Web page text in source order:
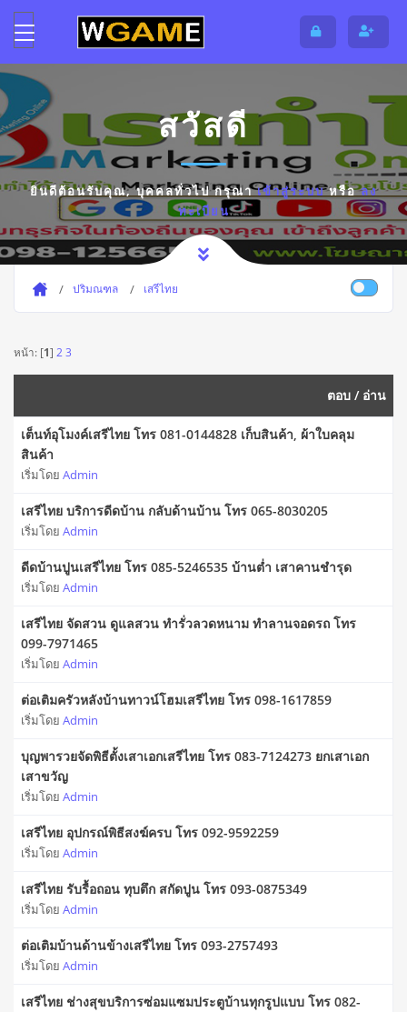
สวัสดี
ยินดีต้อนรับคุณ,บุคคลทั่วไปกรุณาเข้าสู่ระบบหรือลง
ทะเบียน
ปริมณฑล เสรีไทย
หน้า: [1] 2 3
ตอบ / อ่าน
เต็นท์อุโมงค์เสรีไทย โทร 081-0144828 เก็บสินค้า, ผ้าใบคลุม
สินค้า
เริ่มโดย Admin
เสรีไทย บริการดีดบ้าน กลับด้านบ้าน โทร 065-8030205
เริ่มโดย Admin
ดีดบ้านปูนเสรีไทย โทร 085-5246535 บ้านต่ำ เสาคานชำรุด
เริ่มโดย Admin
เสรีไทย จัดสวน ดูแลสวน ทำรั่วลวดหนาม ทำลานจอดรถ โทร
099-7971465
เริ่มโดย Admin
ต่อเติมครัวหลังบ้านทาวน์โฮมเสรีไทย โทร 098-1617859
เริ่มโดย Admin
บุญพารวยจัดพิธีตั้งเสาเอกเสรีไทย โทร 083-7124273 ยกเสาเอก
เสาขวัญ
เริ่มโดย Admin
เสรีไทย อุปกรณ์พิธีสงฆ์ครบ โทร 092-9592259
เริ่มโดย Admin
เสรีไทย รับรื้อถอน ทุบตึก สกัดปูน โทร 093-0875349
เริ่มโดย Admin
ต่อเติมบ้านด้านข้างเสรีไทย โทร 093-2757493
เริ่มโดย Admin
เสรีไทย ช่างสุขบริการซ่อมแซมประตูบ้านทุกรูปแบบ โทร 082-